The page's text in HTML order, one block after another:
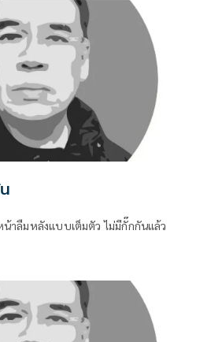
น้าลืมหลังแบบเต็มตัว ไม่มีกั๊กกันแล้ว